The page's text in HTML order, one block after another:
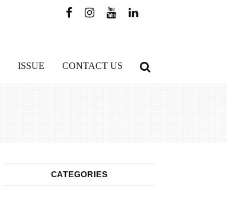
ISSUE CONTACT US
CATEGORIES